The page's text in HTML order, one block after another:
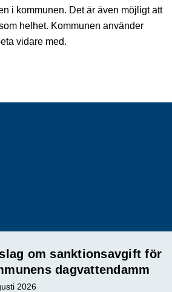
i kommunen. Det är även möjligt att
helhet. Kommunen använder
vidare med.
om sanktionsavgift för
dagvattendamm
2026